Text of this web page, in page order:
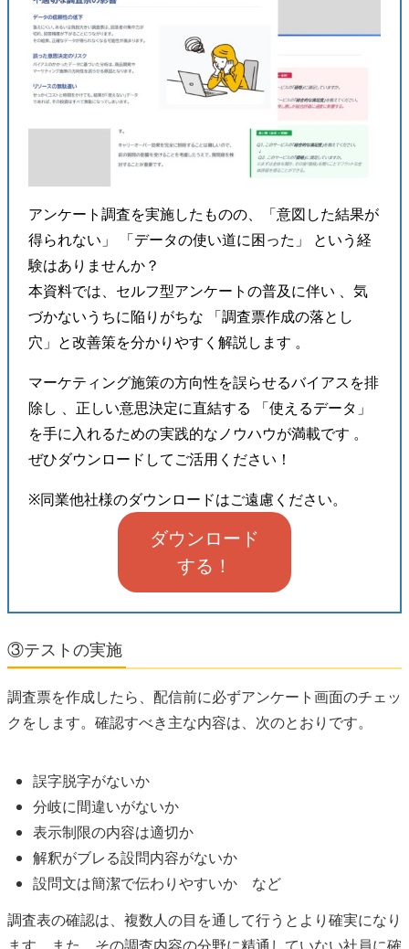
アンケート調査を実施したものの、「意図した結果が
得られない」 「データの使い道に困った」 という経
験はありませんか？
本資料では、セルフ型アンケートの普及に伴い 、気
づかないうちに陥りがちな 「調査票作成の落とし
穴」と改善策を分かりやすく解説します 。
マーケティング施策の方向性を誤らせるバイアスを排
除し 、正しい意思決定に直結する 「使えるデータ」
を手に入れるための実践的なノウハウが満載です 。
ぜひダウンロードしてご活用ください！
※同業他社様のダウンロードはご遠慮ください。
ダウンロード
する！
③テストの実施
調査票を作成したら、配信前に必ずアンケート画面のチェッ
クをします。確認すべき主な内容は、次のとおりです。
誤字脱字がないか
分岐に間違いがないか
表示制限の内容は適切か
解釈がブレる設問内容がないか
設問文は簡潔で伝わりやすいか など
調査表の確認は、複数人の目を通して行うとより確実になり
ます。また、その調査内容の分野に精通していない社員に確